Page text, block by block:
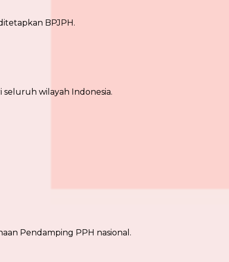
BPJPH.
seluruh wilayah Indonesia.
Pendamping PPH nasional.